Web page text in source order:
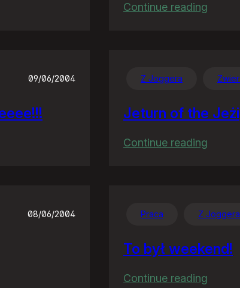
Continue reading
09/06/2004 Z Joggera
Jeturn of the Jeżi
Continue reading
Jeżi
08/06/2004 Praca Z Joggera
To był weekend!
Continue reading